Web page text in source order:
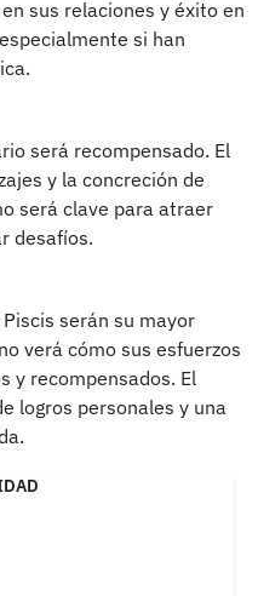
sus relaciones y éxito en
si han
será recompensado. El
y la concreción de
será clave para atraer
desafíos.
serán su mayor
verá cómo sus esfuerzos
y recompensados. El
logros personales y una